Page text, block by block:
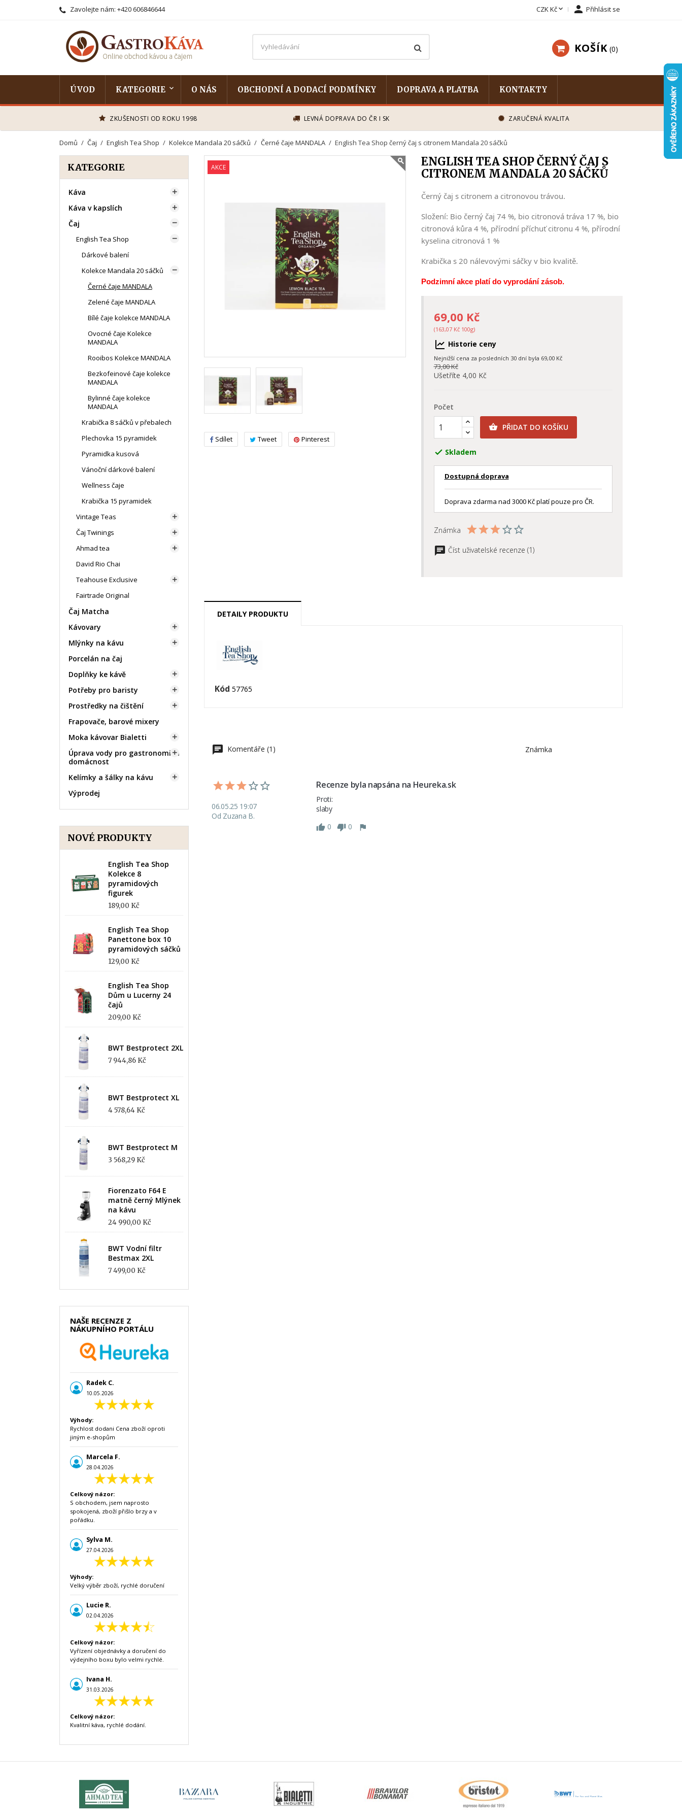
Zavolejte nám: +420 606846644 CZK Kč  Přihlásit se
KOŠÍK 0
ÚVOD KATEGORIE O NÁS OBCHODNÍ A DODACÍ PODMÍNKY DOPRAVA A PLATBA KONTAKTY
ZKUŠENOSTI OD ROKU 1998 LEVNÁ DOPRAVA DO ČR I SK ZARUČENÁ KVALITA
Domů Čaj English Tea Shop Kolekce Mandala 20 sáčků Černé čaje MANDALA English Tea Shop černý čaj s citronem Mandala 20 sáčků
KATEGORIE
Káva 
Káva v kapslích 
Čaj 
English Tea Shop 
Dárkové balení
Kolekce Mandala 20 sáčků

Černé čaje MANDALA
Zelené čaje MANDALA
Bílé čaje kolekce MANDALA
Ovocné čaje Kolekce
MANDALA
Rooibos Kolekce MANDALA
Bezkofeinové čaje kolekce
MANDALA
Bylinné čaje kolekce
MANDALA
Krabička 8 sáčků v přebalech
Plechovka 15 pyramidek
Pyramidka kusová
Vánoční dárkové balení
Wellness čaje
Krabička 15 pyramidek
Vintage Teas

Čaj Twinings 
Ahmad tea 
David Rio Chai
Teahouse Exclusive

Fairtrade Original
Čaj Matcha
Kávovary

Mlýnky na kávu 
Porcelán na čaj
Doplňky ke kávě

Potřeby pro baristy 
Prostředky na čištění 
Frapovače, barové mixery
Moka kávovar Bialetti

Úprava vody pro gastronomii a
domácnost

Kelímky a šálky na kávu 
Výprodej
NOVÉ PRODUKTY
English Tea Shop
Kolekce 8
pyramidových
figurek
189,00 Kč
English Tea Shop
Panettone box 10
pyramidových sáčků
129,00 Kč
English Tea Shop
Dům u Lucerny 24
čajů
209,00 Kč
BWT Bestprotect 2XL
7 944,86 Kč
BWT Bestprotect XL
4 578,64 Kč
BWT Bestprotect M
3 568,29 Kč
Fiorenzato F64 E
matně černý Mlýnek
na kávu
24 990,00 Kč
BWT Vodní filtr
Bestmax 2XL
7 499,00 Kč
NAŠE RECENZE Z
NÁKUPNÍHO PORTÁLU
Radek C.
10.05.2026
Výhody:
Rychlost dodani Cena zboží oproti
jiným e-shopům
Marcela F.
28.04.2026
Celkový názor:
S obchodem, jsem naprosto
spokojená, zboží přišlo brzy a v
pořádku.
Sylva M.
27.04.2026
Výhody:
Velký výběr zboží, rychlé doručení
Lucie R.
02.04.2026
Celkový názor:
Vyřízení objednávky a doručení do
výdejního boxu bylo velmi rychlé.
Ivana H.
31.03.2026
Celkový názor:
Kvalitní káva, rychlé dodání.
AKCE
Sdílet Tweet Pinterest
ENGLISH TEA SHOP ČERNÝ ČAJ S
CITRONEM MANDALA 20 SÁČKŮ
Černý čaj s citronem a citronovou trávou.
Složení: Bio černý čaj 74 %, bio citronová tráva 17 %, bio
citronová kůra 4 %, přírodní příchuť citronu 4 %, přírodní
kyselina citronová 1 %
Krabička s 20 nálevovými sáčky v bio kvalitě.
Podzimní akce platí do vyprodání zásob.
69,00 Kč
(163,07 Kč 100g)
Historie ceny
Nejnižší cena za posledních 30 dní byla 69,00 Kč
73,00 Kč
Ušetříte 4,00 Kč
Počet
 PŘIDAT DO KOŠÍKU
 Skladem
Dostupná doprava
Doprava zdarma nad 3000 Kč platí pouze pro ČR.
Známka
Číst uživatelské recenze (1)
DETAILY PRODUKTU
Kód 57765
Komentáře (1) Známka
06.05.25 19:07
Od Zuzana B.
Recenze byla napsána na Heureka.sk
Proti:
slaby
0
0